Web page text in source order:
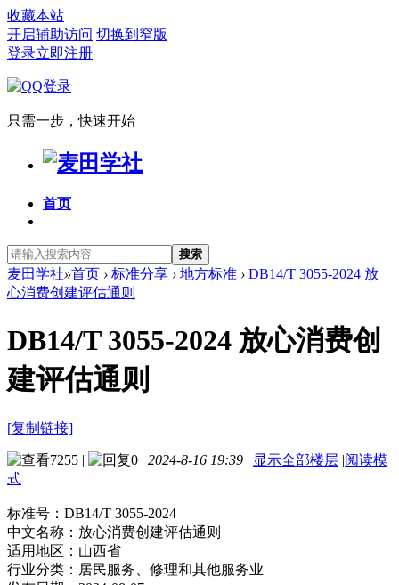
收藏本站
开启辅助访问 切换到窄版
登录立即注册
只需一步，快速开始
首页
搜索
麦田学社»首页 › 标准分享 › 地方标准 › DB14/T 3055-2024 放
心消费创建评估通则
DB14/T 3055-2024 放心消费创
建评估通则
[复制链接]
7255 | 0 | 2024-8-16 19:39 | 显示全部楼层 |阅读模
式
标准号： DB14/T 3055-2024
中文名称： 放心消费创建评估通则
适用地区： 山西省
行业分类： 居民服务、修理和其他服务业